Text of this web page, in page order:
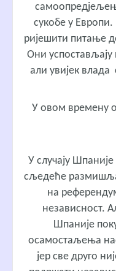
сукобе у
ријешити питање
Они
али увијек
У овом времену
У случају
сљедеће
на
независност.
Шпаније
осамостаљења
јер све друго